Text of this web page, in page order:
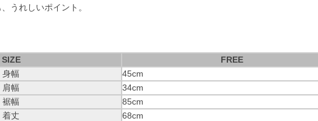
うれしいポイント。
SIZE
FREE
身幅
45cm
肩幅
34cm
裾幅
85cm
着丈
68cm